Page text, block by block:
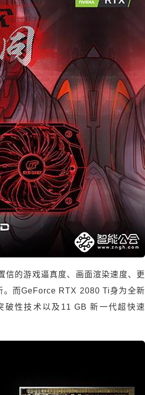
的游戏逼真度、画面渲染速度、更
。而GeForce RTX 2080 Ti身为全新
破性技术以及11 GB 新一代超快速